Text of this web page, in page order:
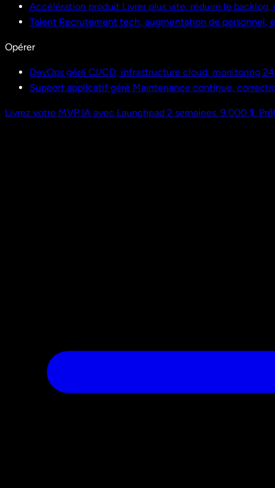
Accélération produit Livrer plus vite, réduire le
Talent Recrutement tech, augmentation de personnel,
Opérer
DevOps géré CI/CD, infrastructure cloud, monitoring
Support applicatif géré Maintenance continue,
Livrez votre MVP IA avec Launchpad 2 semaines. 9 000 $.